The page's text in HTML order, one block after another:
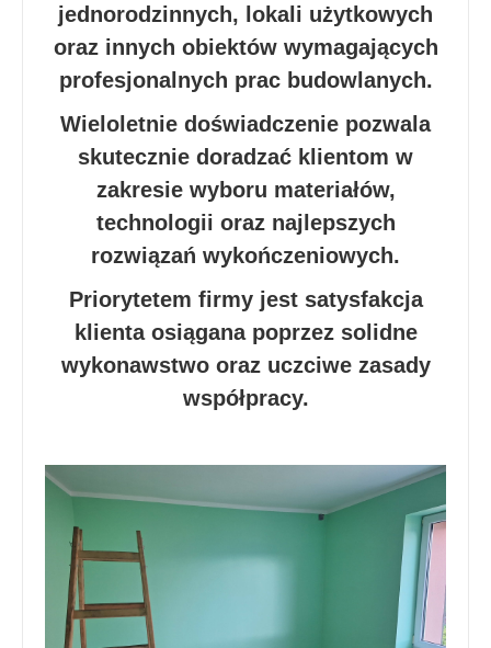
jednorodzinnych, lokali użytkowych
oraz innych obiektów wymagających
profesjonalnych prac budowlanych.
Wieloletnie doświadczenie pozwala
skutecznie doradzać klientom w
zakresie wyboru materiałów,
technologii oraz najlepszych
rozwiązań wykończeniowych.
Priorytetem firmy jest satysfakcja
klienta osiągana poprzez solidne
wykonawstwo oraz uczciwe zasady
współpracy.